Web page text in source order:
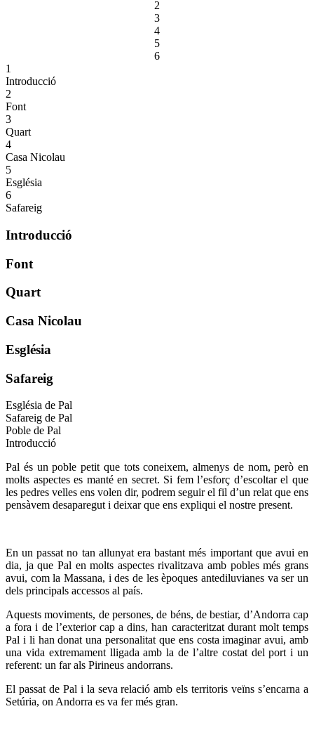
2
3
4
5
6
1
Introducció
2
Font
3
Quart
4
Casa Nicolau
5
Església
6
Safareig
Introducció
Font
Quart
Casa Nicolau
Església
Safareig
Església de Pal
Safareig de Pal
Poble de Pal
Introducció
Pal és un poble petit que tots coneixem, almenys de nom, però en
molts aspectes es manté en secret. Si fem l’esforç d’escoltar el que
les pedres velles ens volen dir, podrem seguir el fil d’un relat que ens
pensàvem desaparegut i deixar que ens expliqui el nostre present.
En un passat no tan allunyat era bastant més important que avui en
dia, ja que Pal en molts aspectes rivalitzava amb pobles més grans
avui, com la Massana, i des de les èpoques antediluvianes va ser un
dels principals accessos al país.
Aquests moviments, de persones, de béns, de bestiar, d’Andorra cap
a fora i de l’exterior cap a dins, han caracteritzat durant molt temps
Pal i li han donat una personalitat que ens costa imaginar avui, amb
una vida extremament lligada amb la de l’altre costat del port i un
referent: un far als Pirineus andorrans.
El passat de Pal i la seva relació amb els territoris veïns s’encarna a
Setúria, on Andorra es va fer més gran.